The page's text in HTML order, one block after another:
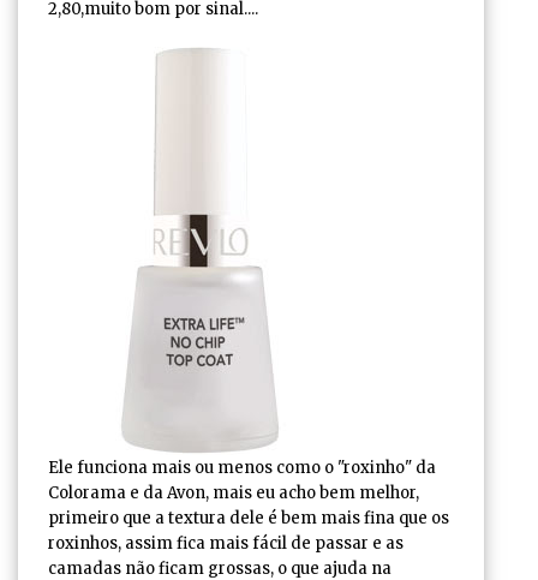
2,80,muito bom por sinal....
Ele funciona mais ou menos como o "roxinho" da
Colorama e da Avon, mais eu acho bem melhor,
primeiro que a textura dele é bem mais fina que os
roxinhos, assim fica mais fácil de passar e as
camadas não ficam grossas, o que ajuda na